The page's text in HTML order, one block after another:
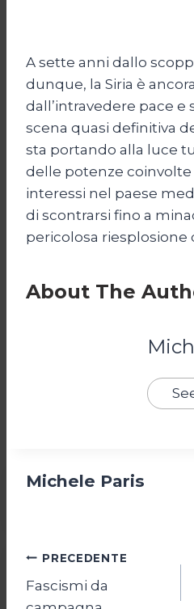
A sette anni dallo
dunque, la Siria è
dall’intravedere pace e
scena quasi definitiva
sta portando alla luce
delle potenze
interessi nel paese
di scontrarsi fino a
pericolosa riesplosione
About The
Michele Paris
Navigazione
articoli
PRECEDENTE
Fascismi da